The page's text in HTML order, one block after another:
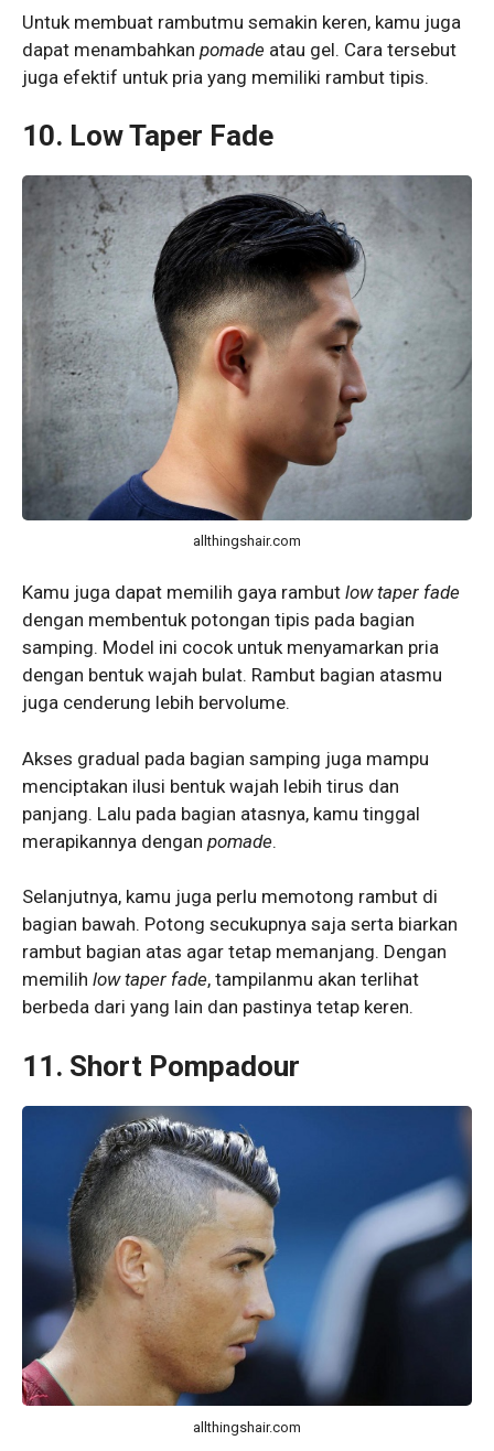
Untuk membuat rambutmu semakin keren, kamu juga
dapat menambahkan pomade atau gel. Cara tersebut
juga efektif untuk pria yang memiliki rambut tipis.
10. Low Taper Fade
allthingshair.com
Kamu juga dapat memilih gaya rambut low taper fade
dengan membentuk potongan tipis pada bagian
samping. Model ini cocok untuk menyamarkan pria
dengan bentuk wajah bulat. Rambut bagian atasmu
juga cenderung lebih bervolume.
Akses gradual pada bagian samping juga mampu
menciptakan ilusi bentuk wajah lebih tirus dan
panjang. Lalu pada bagian atasnya, kamu tinggal
merapikannya dengan pomade.
Selanjutnya, kamu juga perlu memotong rambut di
bagian bawah. Potong secukupnya saja serta biarkan
rambut bagian atas agar tetap memanjang. Dengan
memilih low taper fade, tampilanmu akan terlihat
berbeda dari yang lain dan pastinya tetap keren.
11. Short Pompadour
allthingshair.com